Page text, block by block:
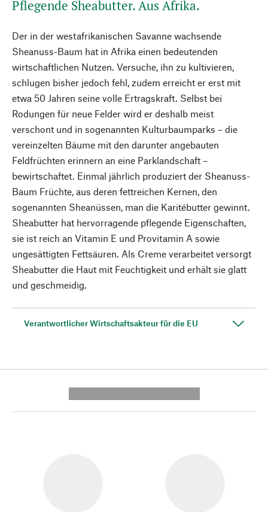
Pflegende Sheabutter. Aus Afrika.
Der in der westafrikanischen Savanne wachsende
Sheanuss-Baum hat in Afrika einen bedeutenden
wirtschaftlichen Nutzen. Versuche, ihn zu kultivieren,
schlugen bisher jedoch fehl, zudem erreicht er erst mit
etwa 50 Jahren seine volle Ertragskraft. Selbst bei
Rodungen für neue Felder wird er deshalb meist
verschont und in sogenannten Kulturbaumparks – die
vereinzelten Bäume mit den darunter angebauten
Feldfrüchten erinnern an eine Parklandschaft –
bewirtschaftet. Einmal jährlich produziert der Sheanuss-
Baum Früchte, aus deren fettreichen Kernen, den
sogenannten Sheanüssen, man die Karitébutter gewinnt.
Sheabutter hat hervorragende pflegende Eigenschaften,
sie ist reich an Vitamin E und Provitamin A sowie
ungesättigten Fettsäuren. Als Creme verarbeitet versorgt
Sheabutter die Haut mit Feuchtigkeit und erhält sie glatt
und geschmeidig.
Verantwortlicher Wirtschaftsakteur für die EU